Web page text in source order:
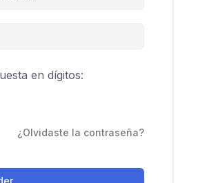
en dígitos:
¿Olvidaste la contraseña?